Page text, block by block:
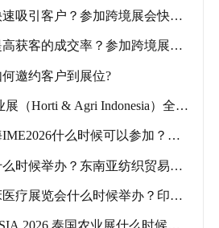
吸引客户？参加跨境展会快速
获客的成交率？参加跨境展会
邀约客户到展位?
展（Horti & Agri Indonesia）全链
什么时候可以参加？泰
时候举办？东南亚纺织贸易展
疗展览会什么时候举办？印尼